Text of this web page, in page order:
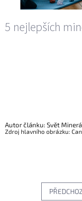
5 nejlepších
Autor článku: Svět
Zdroj hlavního obrázku: